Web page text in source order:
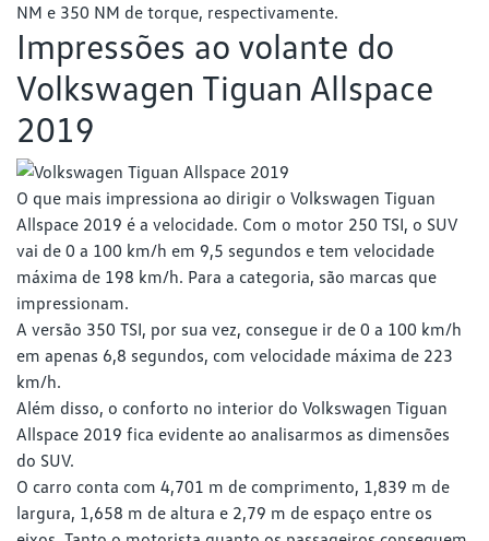
NM e 350 NM de torque, respectivamente.
Impressões ao volante do
Volkswagen Tiguan Allspace
2019
O que mais impressiona ao dirigir o Volkswagen Tiguan
Allspace 2019 é a velocidade. Com o motor 250 TSI, o SUV
vai de 0 a 100 km/h em 9,5 segundos e tem velocidade
máxima de 198 km/h. Para a categoria, são marcas que
impressionam.
A versão 350 TSI, por sua vez, consegue ir de 0 a 100 km/h
em apenas 6,8 segundos, com velocidade máxima de 223
km/h.
Além disso, o conforto no interior do Volkswagen Tiguan
Allspace 2019 fica evidente ao analisarmos as dimensões
do SUV.
O carro conta com 4,701 m de comprimento, 1,839 m de
largura, 1,658 m de altura e 2,79 m de espaço entre os